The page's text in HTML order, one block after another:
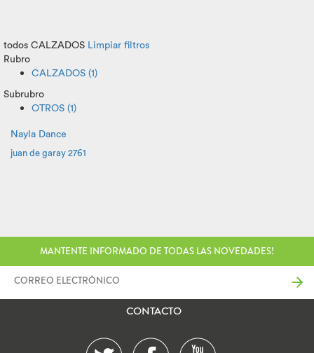
todos CALZADOS Limpiar filtros
Rubro
CALZADOS (1)
Subrubro
OTROS (1)
Nayla Dance
juan de garay 2761
MANTENTE INFORMADO DE TODAS LAS NOVEDADES!
CONTACTO